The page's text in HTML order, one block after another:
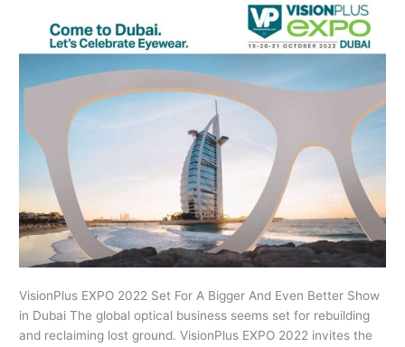
VisionPlus EXPO 2022 Set For A Bigger And Even Better Show
in Dubai The global optical business seems set for rebuilding
and reclaiming lost ground. VisionPlus EXPO 2022 invites the
Bigger
Show
Dubai